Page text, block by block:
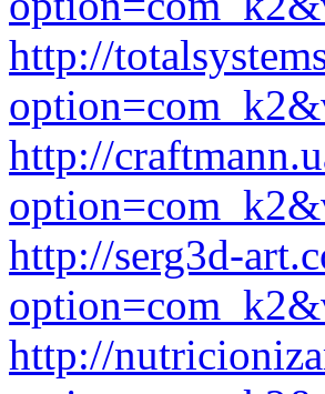
http://
http://
http://serg3d-
http://